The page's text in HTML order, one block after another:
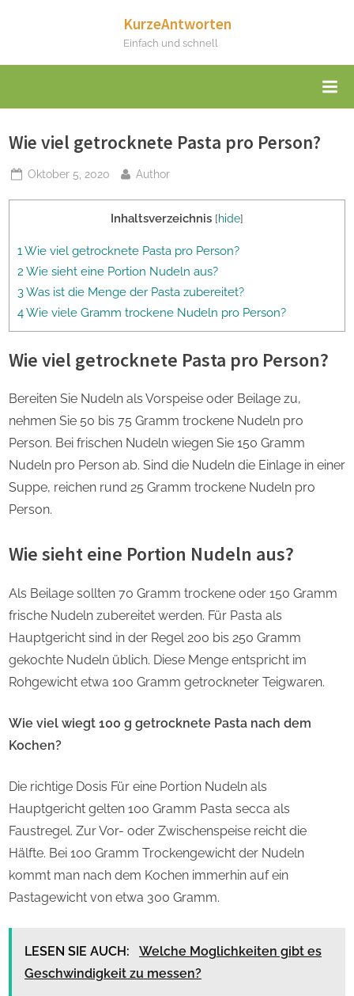
KurzeAntworten
Einfach und schnell
Wie viel getrocknete Pasta pro Person?
Posted
Oktober 5, 2020 By
Author
Inhaltsverzeichnis [hide]
1 Wie viel getrocknete Pasta pro Person?
2 Wie sieht eine Portion Nudeln aus?
3 Was ist die Menge der Pasta zubereitet?
4 Wie viele Gramm trockene Nudeln pro Person?
Wie viel getrocknete Pasta pro Person?
Bereiten Sie Nudeln als Vorspeise oder Beilage zu,
nehmen Sie 50 bis 75 Gramm trockene Nudeln pro
Person. Bei frischen Nudeln wiegen Sie 150 Gramm
Nudeln pro Person ab. Sind die Nudeln die Einlage in einer
Suppe, reichen rund 25 Gramm trockene Nudeln pro
Person.
Wie sieht eine Portion Nudeln aus?
Als Beilage sollten 70 Gramm trockene oder 150 Gramm
frische Nudeln zubereitet werden. Für Pasta als
Hauptgericht sind in der Regel 200 bis 250 Gramm
gekochte Nudeln üblich. Diese Menge entspricht im
Rohgewicht etwa 100 Gramm getrockneter Teigwaren.
Wie viel wiegt 100 g getrocknete Pasta nach dem
Kochen?
Die richtige Dosis Für eine Portion Nudeln als
Hauptgericht gelten 100 Gramm Pasta secca als
Faustregel. Zur Vor- oder Zwischenspeise reicht die
Hälfte. Bei 100 Gramm Trockengewicht der Nudeln
kommt man nach dem Kochen immerhin auf ein
Pastagewicht von etwa 300 Gramm.
LESEN SIE AUCH:
Welche Moglichkeiten gibt es
Geschwindigkeit zu messen?